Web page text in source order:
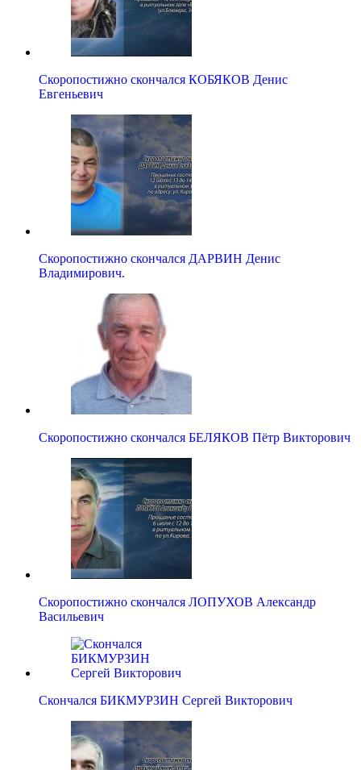
Скоропостижно скончался КОБЯКОВ Денис
Евгеньевич
Скоропостижно скончался ДАРВИН Денис
Владимирович.
Скоропостижно скончался БЕЛЯКОВ Пётр Викторович
Скоропостижно скончался ЛОПУХОВ Александр
Васильевич
Скончался БИКМУРЗИН Сергей Викторович